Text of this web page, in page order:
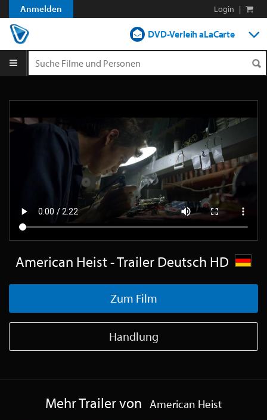
Anmelden Login |
DVD-Verleih aLaCarte
Blog
American Heist - Trailer Deutsch HD
Zum Film
Handlung
Mehr Trailer von American Heist